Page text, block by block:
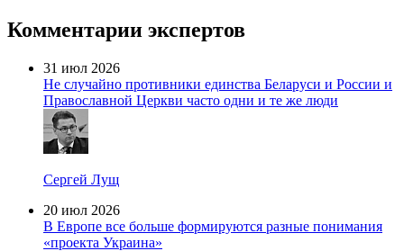
Комментарии экспертов
31 июл 2026
Не случайно противники единства Беларуси и России и
Православной Церкви часто одни и те же люди
Сергей Лущ
20 июл 2026
В Европе все больше формируются разные понимания
«проекта Украина»